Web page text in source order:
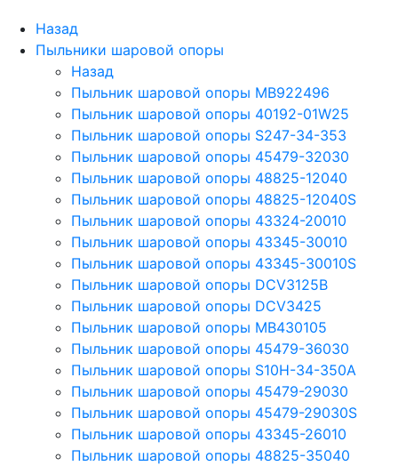
Назад
Пыльники шаровой опоры
Назад
Пыльник шаровой опоры MB922496
Пыльник шаровой опоры 40192-01W25
Пыльник шаровой опоры S247-34-353
Пыльник шаровой опоры 45479-32030
Пыльник шаровой опоры 48825-12040
Пыльник шаровой опоры 48825-12040S
Пыльник шаровой опоры 43324-20010
Пыльник шаровой опоры 43345-30010
Пыльник шаровой опоры 43345-30010S
Пыльник шаровой опоры DCV3125B
Пыльник шаровой опоры DCV3425
Пыльник шаровой опоры MB430105
Пыльник шаровой опоры 45479-36030
Пыльник шаровой опоры S10H-34-350A
Пыльник шаровой опоры 45479-29030
Пыльник шаровой опоры 45479-29030S
Пыльник шаровой опоры 43345-26010
Пыльник шаровой опоры 48825-35040